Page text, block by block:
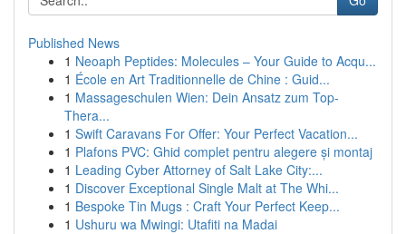
Published News
1 Neoaph Peptides: Molecules – Your Guide to Acqu...
1 École en Art Traditionnelle de Chine : Guid...
1 Massageschulen Wien: Dein Ansatz zum Top-
Thera...
1 Swift Caravans For Offer: Your Perfect Vacation...
1 Plafons PVC: Ghid complet pentru alegere și montaj
1 Leading Cyber Attorney of Salt Lake City:...
1 Discover Exceptional Single Malt at The Whi...
1 Bespoke Tin Mugs : Craft Your Perfect Keep...
1 Ushuru wa Mwingi: Utafiti na Madai